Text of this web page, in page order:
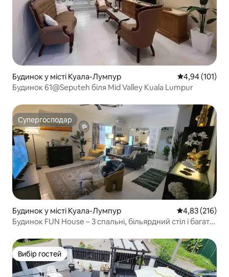
Будинок у місті Куала-Лумпур Середня
4,94 (101)
Будинок 61@Seputeh біля Mid Valley Kuala Lumpur
Супергосподар
Супергосподар
Будинок у місті Куала-Лумпур Середня
4,83 (216)
Будинок FUN House – 3 спальні, більярдний стіл і багато
Вибір гостей
Вибір гостей